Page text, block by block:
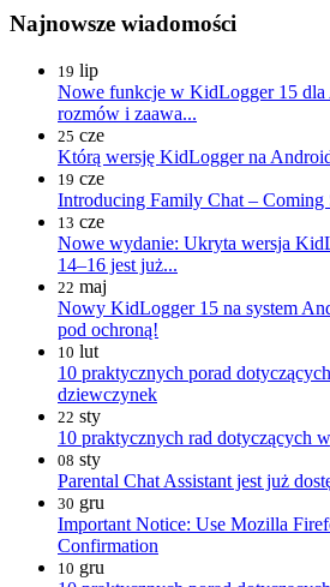
Najnowsze wiadomości
19 lip
Nowe funkcje w KidLogger 15 dla
rozmów i zaawa...
25 cze
Którą wersję KidLogger na
19 cze
Introducing Family Chat – Coming
13 cze
Nowe wydanie: Ukryta wersja
14–16 jest już...
22 maj
Nowy KidLogger 15 na system
pod ochroną!
10 lut
10 praktycznych porad
dziewczynek
22 sty
10 praktycznych rad dotyczących
08 sty
Parental Chat Assistant jest już
30 gru
Important Notice: Use Mozilla
Confirmation
10 gru